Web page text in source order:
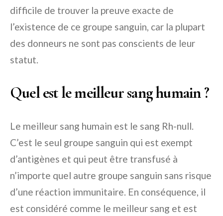
difficile de trouver la preuve exacte de
l’existence de ce groupe sanguin, car la plupart
des donneurs ne sont pas conscients de leur
statut.
Quel est le meilleur sang humain ?
Le meilleur sang humain est le sang Rh-null.
C’est le seul groupe sanguin qui est exempt
d’antigènes et qui peut être transfusé à
n’importe quel autre groupe sanguin sans risque
d’une réaction immunitaire. En conséquence, il
est considéré comme le meilleur sang et est